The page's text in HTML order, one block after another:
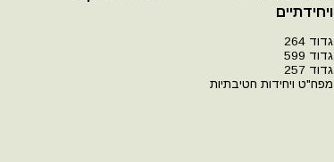
ויחידתיים
גדוד 264
גדוד 599
גדוד 257
מפח"ט ויחידות חטיבתיות